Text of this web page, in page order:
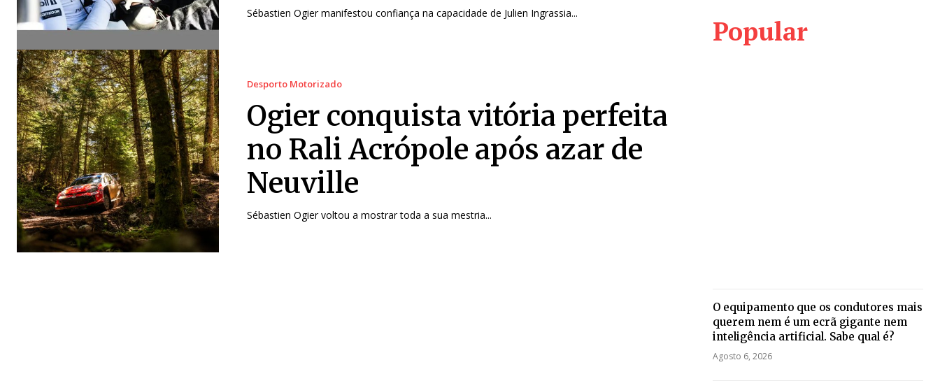
Sébastien Ogier manifestou confiança na capacidade de Julien Ingrassia...
Desporto Motorizado
Ogier conquista vitória perfeita
no Rali Acrópole após azar de
Neuville
Sébastien Ogier voltou a mostrar toda a sua mestria...
Popular
O equipamento que os condutores mais
querem nem é um ecrã gigante nem
inteligência artificial. Sabe qual é?
Agosto 6, 2026